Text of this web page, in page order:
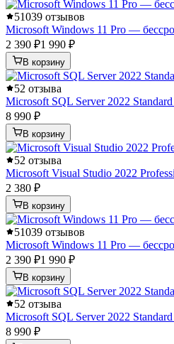
51039 отзывов
Microsoft Windows 11 Pro —
2 390 ₽1 990 ₽
В корзину
52 отзыва
Microsoft SQL Server 2022
8 990 ₽
В корзину
52 отзыва
Microsoft Visual Studio 2022
2 380 ₽
В корзину
51039 отзывов
Microsoft Windows 11 Pro —
2 390 ₽1 990 ₽
В корзину
52 отзыва
Microsoft SQL Server 2022
8 990 ₽